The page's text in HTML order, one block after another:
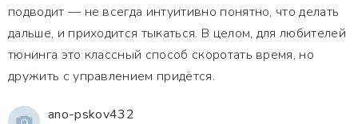
подводит — не всегда интуитивно понятно, что делать
дальше, и приходится тыкаться. В целом, для любителей
тюнинга это классный способ скоротать время, но
дружить с управлением придётся.
ano-pskov432